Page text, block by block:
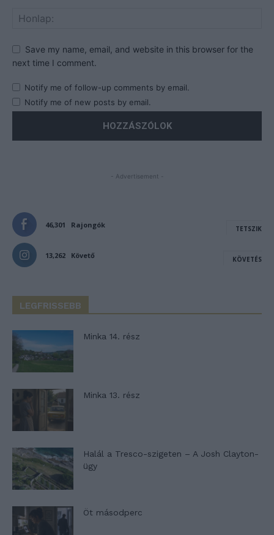
Save my name, email, and website in this browser for the
next time I comment.
Notify me of follow-up comments by email.
Notify me of new posts by email.
- Advertisement -
46,301 Rajongók TETSZIK
13,262 Követő KÖVETÉS
LEGFRISSEBB
Minka 14. rész
Minka 13. rész
Halál a Tresco-szigeten – A Josh Clayton-
ügy
Öt másodperc